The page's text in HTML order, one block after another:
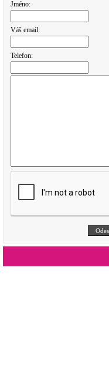
Jméno:
Váš email:
Telefon: